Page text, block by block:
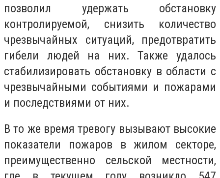
позволил удержать обстановку
контролируемой, снизить количество
чрезвычайных ситуаций, предотвратить
гибели людей на них. Также удалось
стабилизировать обстановку в области с
чрезвычайными событиями и пожарами
и последствиями от них.
В то же время тревогу вызывают высокие
показатели пожаров в жилом секторе,
преимущественно сельской местности,